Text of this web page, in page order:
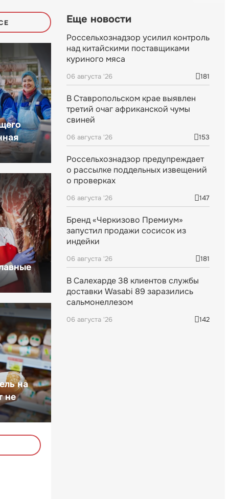
на
не
Еще новости
Россельхознадзор усилил контроль
над китайскими поставщиками
куриного мяса
06 августа '26 181
В Ставропольском крае выявлен
третий очаг африканской чумы
свиней
06 августа '26 153
Россельхознадзор предупреждает
о рассылке поддельных извещений
о проверках
06 августа '26 147
Бренд «Черкизово Премиум»
запустил продажи сосисок из
индейки
06 августа '26 181
В Салехарде 38 клиентов службы
доставки Wasabi 89 заразились
сальмонеллезом
06 августа '26 142